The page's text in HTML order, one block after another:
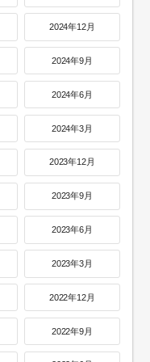
2024年12月
2024年9月
2024年6月
2024年3月
2023年12月
2023年9月
2023年6月
2023年3月
2022年12月
2022年9月